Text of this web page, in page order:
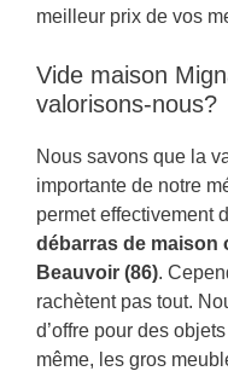
meilleur prix de vos
Vide maison
valorisons-nous?
Nous savons que la
importante de notre
permet effectivement
débarras de maison
Beauvoir (86).
rachètent pas tout.
d’offre pour des
même, les gros